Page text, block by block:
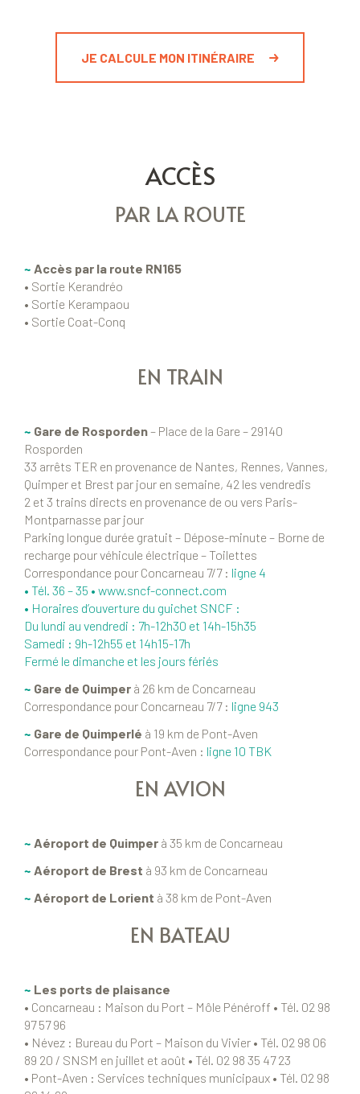
JE CALCULE MON ITINÉRAIRE
ACCÈS
PAR LA ROUTE
~ Accès par la route RN165
• Sortie Kerandréo
• Sortie Kerampaou
• Sortie Coat-Conq
EN TRAIN
~ Gare de Rosporden– Place de la Gare – 29140
Rosporden
33 arrêts TER en provenance de Nantes, Rennes, Vannes,
Quimper et Brest par jour en semaine, 42 les vendredis
2 et 3 trains directs en provenance de ou vers Paris-
Montparnasse par jour
Parking longue durée gratuit – Dépose-minute – Borne de
recharge pour véhicule électrique – Toilettes
Correspondance pour Concarneau 7/7 : ligne 4
• Tél. 36 – 35 • www.sncf-connect.com
• Horaires d’ouverture du guichet SNCF :
Du lundi au vendredi : 7h-12h30 et 14h-15h35
Samedi : 9h-12h55 et 14h15-17h
Fermé le dimanche et les jours fériés
~ Gare de Quimper à 26 km de Concarneau
Correspondance pour Concarneau 7/7 : ligne 943
~ Gare de Quimperlé à 19 km de Pont-Aven
Correspondance pour Pont-Aven : ligne 10 TBK
EN AVION
~ Aéroport de Quimper à 35 km de Concarneau
~ Aéroport de Brest à 93 km de Concarneau
~ Aéroport de Lorient à 38 km de Pont-Aven
EN BATEAU
~ Les ports de plaisance
• Concarneau : Maison du Port – Môle Pénéroff • Tél. 02 98
97 57 96
• Névez : Bureau du Port – Maison du Vivier • Tél. 02 98 06
89 20 / SNSM en juillet et août • Tél. 02 98 35 47 23
• Pont-Aven : Services techniques municipaux • Tél. 02 98